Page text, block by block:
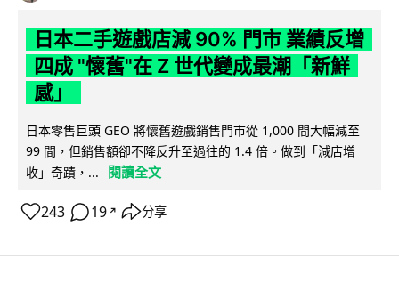
日本二手遊戲店減 90% 門市 業績反增
四成 "懷舊"在 Z 世代變成最潮「新鮮
感」
日本零售巨頭 GEO 將懷舊遊戲銷售門市從 1,000 間大幅減至
99 間，但銷售額卻不降反升至過往的 1.4 倍。做到「減店增
收」奇蹟，...
閱讀全文
243 19 ↗ 分享